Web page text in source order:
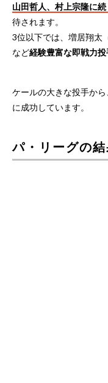
山田哲人、村上宗隆に
待されます。
3位以下では、増居翔太
など経験豊富な即戦力投
ケールの大きな投手か
に成功しています。
パ・リーグの